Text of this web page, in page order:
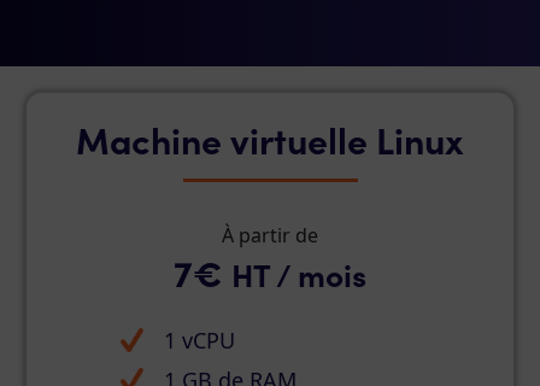
Machine virtuelle Linux
À partir de
7€ HT / mois
1 vCPU
1 GB de RAM